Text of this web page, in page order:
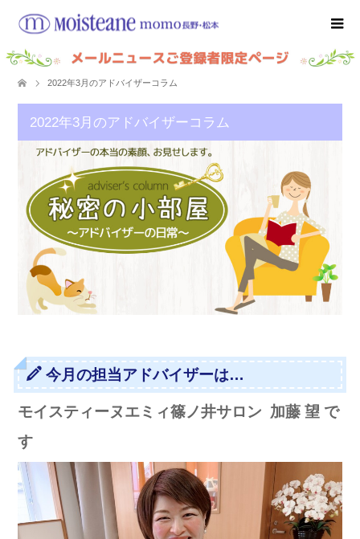
2022年3月のアドバイザーコラム
2022年3月のアドバイザーコラム
今月の担当アドバイザーは…
モイスティーヌエミィ篠ノ井サロン 加藤 望 で
す